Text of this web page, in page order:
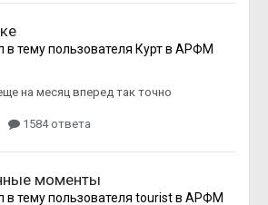
в тему пользователя Куртв АРФМ
на месяц вперед так точно
1584 ответа
моменты
в тему пользователя touristв АРФМ